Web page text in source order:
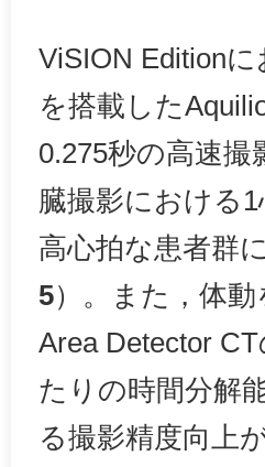
ViSION Edition
を搭載した
0.275秒の高速
臓撮影における
高心拍な患者群
5）。また，体
Area Detector
たりの時間分解
る撮影精度向上